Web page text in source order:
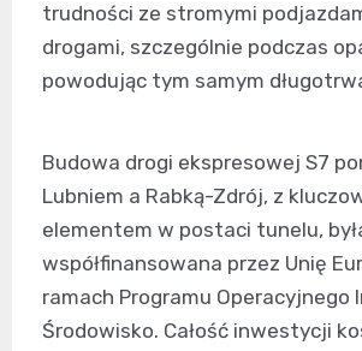
trudności ze stromymi
drogami, szczególnie podczas
powodując tym samym
Budowa drogi ekspresowej S7
Lubniem a Rabką-Zdrój, z
elementem w postaci tunelu,
współfinansowana przez Unię
ramach Programu
Środowisko. Całość inwestycji